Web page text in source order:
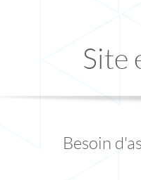
Site
Besoin